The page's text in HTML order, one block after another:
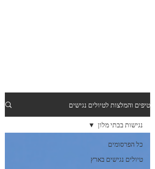
טיפים והמלצות לטיולים נגישים
כל הפרסומים
טיולים נגישים בארץ
נגישות בבתי מלון